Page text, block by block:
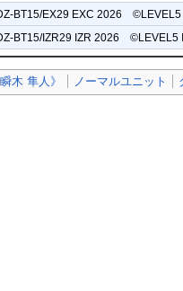
BT15/EX29 EXC 2026 ©︎LEVEL5
BT15/IZR29 IZR 2026 ©︎LEVEL5
木 隼人》 ノーマルユニット